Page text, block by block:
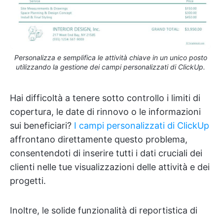
Personalizza e semplifica le attività chiave in un unico posto
utilizzando la gestione dei campi personalizzati di ClickUp.
Hai difficoltà a tenere sotto controllo i limiti di
copertura, le date di rinnovo o le informazioni
sui beneficiari? I campi personalizzati di ClickUp
affrontano direttamente questo problema,
consentendoti di inserire tutti i dati cruciali dei
clienti nelle tue visualizzazioni delle attività e dei
progetti.
Inoltre, le solide funzionalità di reportistica di